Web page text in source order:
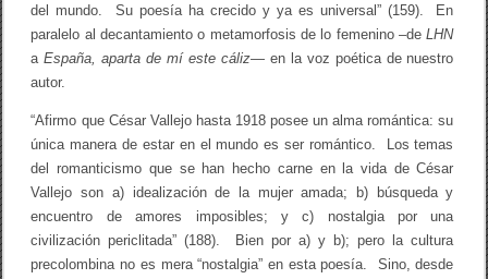
del mundo. Su poesía ha crecido y ya es universal” (159). En
paralelo al decantamiento o metamorfosis de lo femenino –deLHN
aEspaña, aparta de mí este cáliz— en la voz poética de nuestro
autor.
“Afirmo que César Vallejo hasta 1918 posee un alma romántica: su
única manera de estar en el mundo es ser romántico. Los temas
del romanticismo que se han hecho carne en la vida de César
Vallejo son a) idealización de la mujer amada; b) búsqueda y
encuentro de amores imposibles; y c) nostalgia por una
civilización periclitada” (188). Bien por a) y b); pero la cultura
precolombina no es mera “nostalgia” en esta poesía. Sino, desde